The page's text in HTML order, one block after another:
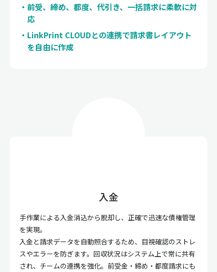
前受、締め、都度、代引き、一括請求に柔軟に対
応
LinkPrint CLOUDとの連携で請求書レイアウト
を自由に作成
入金
手作業による入金消込から脱却し、正確で迅速な債権管理
を実現。
入金と請求データを自動照合するため、目視確認のストレ
スやエラーを防ぎます。回収状況はシステム上で常に共有
され、チームの連携を強化。前受金・締め・都度請求にも